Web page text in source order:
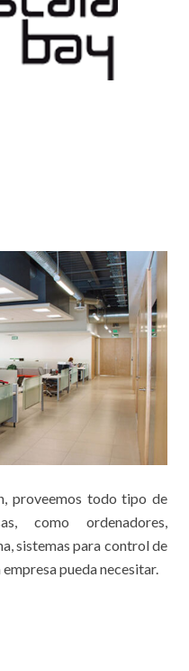
proveemos todo tipo de
como ordenadores,
sistemas para control de
pueda necesitar.